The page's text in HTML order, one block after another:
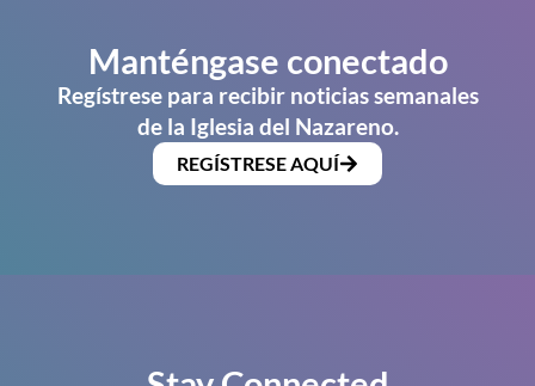
Manténgase conectado
Regístrese para recibir noticias semanales
de la Iglesia del Nazareno.
REGÍSTRESE AQUÍ